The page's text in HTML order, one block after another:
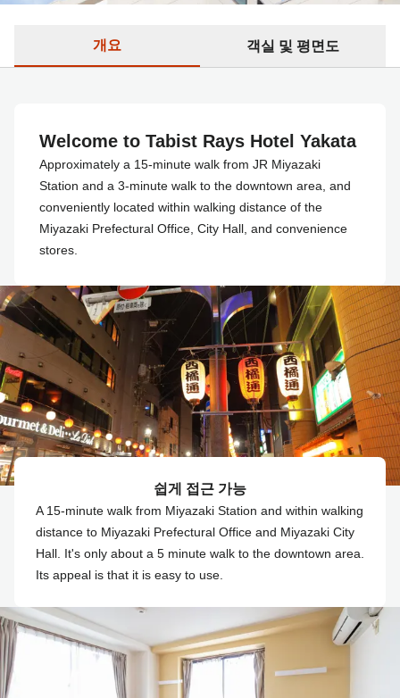
개요 객실 및 평면도
Welcome to Tabist Rays Hotel Yakata
Approximately a 15-minute walk from JR Miyazaki
Station and a 3-minute walk to the downtown area, and
conveniently located within walking distance of the
Miyazaki Prefectural Office, City Hall, and convenience
stores.
쉽게 접근 가능
A 15-minute walk from Miyazaki Station and within walking
distance to Miyazaki Prefectural Office and Miyazaki City
Hall. It's only about a 5 minute walk to the downtown area.
Its appeal is that it is easy to use.